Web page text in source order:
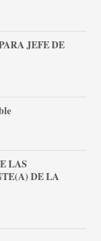
JEFE DE
LAS
DE LA